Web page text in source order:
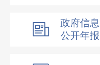
政府信息
公开年报